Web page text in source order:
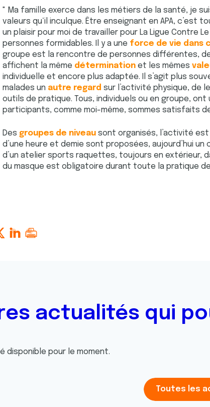
" Ma famille exerce dans les métiers de la santé, je
valeurs qu‘il inculque. Être enseignant en APA,
un plaisir pour moi de travailler pour La Ligue Contre
personnes formidables. Il y a une force de vie dans
groupe est la rencontre de personnes différentes,
affichent la même détermination et les mêmes
individuelle et encore plus adaptée. Il s’agit plus
malades un autre regard sur l’activité physique, de
outils de pratique. Tous, individuels ou en groupe, ont
participants, comme moi-même, sommes satisfaits
Des groupes de niveau sont organisés, l’activité
d’une heure et demie sont proposées, aujourd’hui
d’un atelier sports raquettes, toujours en extérieur,
du masque est obligatoire durant toute la pratique de
actualités qui
disponible pour le moment.
Toutes les